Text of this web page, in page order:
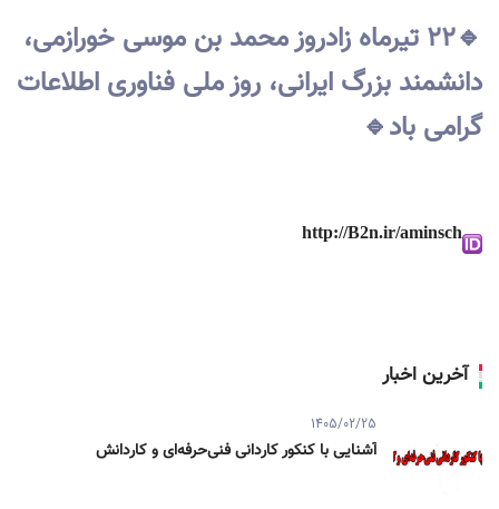
🔹۲۲ تیرماه زادروز محمد بن موسی خورازمی،
دانشمند بزرگ ایرانی، روز ملی فناوری اطلاعات
گرامی باد🔹
http://B2n.ir/aminsch
آخرین اخبار
1405/02/25
آشنایی با کنکور کاردانی فنی‌حرفه‌ای و کاردانش